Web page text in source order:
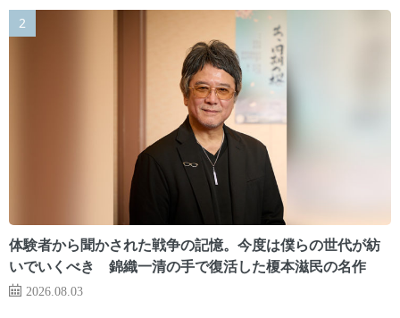
体験者から聞かされた戦争の記憶。今度は僕らの世代が紡
いでいくべき 錦織一清の手で復活した榎本滋民の名作
2026.08.03